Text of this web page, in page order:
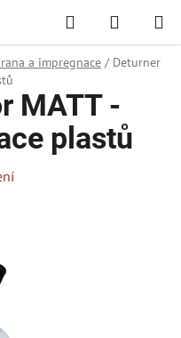
Hledat
KOŠÍK
a impregnace / Deturner
MATT -
plastů